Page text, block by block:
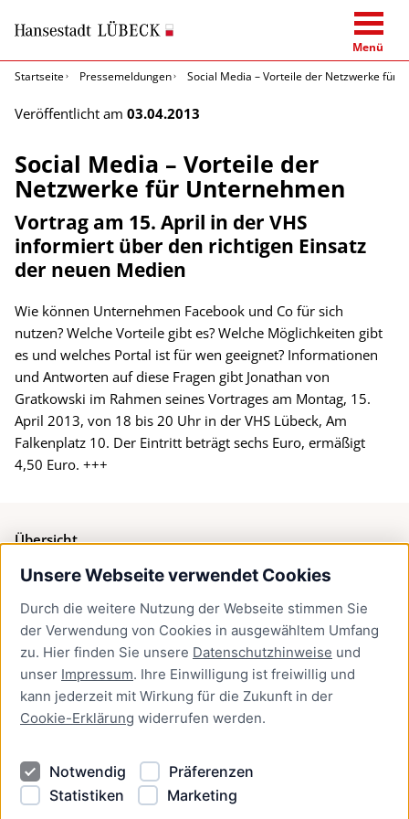
Unsere Webseite verwendet Cookies
Durch die weitere Nutzung der Webseite stimmen Sie
der Verwendung von Cookies in ausgewähltem Umfang
zu. Hier finden Sie unsere Datenschutzhinweise und
unser Impressum. Ihre Einwilligung ist freiwillig und
kann jederzeit mit Wirkung für die Zukunft in der
Cookie-Erklärung widerrufen werden.
Notwendig
Präferenzen
Statistiken
Marketing
Menü
Startseite
Pressemeldungen Social Media – Vorteile der Netzwerke für
Veröffentlicht am 03.04.2013
Social Media – Vorteile der
Netzwerke für Unternehmen
Vortrag am 15. April in der VHS
informiert über den richtigen Einsatz
der neuen Medien
Wie können Unternehmen Facebook und Co für sich
nutzen? Welche Vorteile gibt es? Welche Möglichkeiten gibt
es und welches Portal ist für wen geeignet? Informationen
und Antworten auf diese Fragen gibt Jonathan von
Gratkowski im Rahmen seines Vortrages am Montag, 15.
April 2013, von 18 bis 20 Uhr in der VHS Lübeck, Am
Falkenplatz 10. Der Eintritt beträgt sechs Euro, ermäßigt
4,50 Euro. +++
Übersicht
Bürgerservice
Presse
Newsletter Lübeck:kompakt
Kontakt
Kontakt
Datenschutzhinweise
Barrierefreiheit